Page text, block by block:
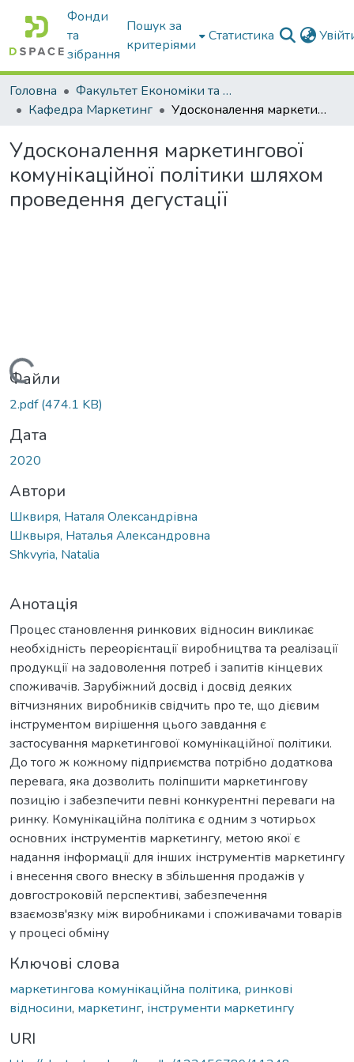
Фонди
та
зібрання
Пошук за
критеріями
Статистика
Головна
Факультет Економіки та бізнесу
Кафедра Маркетинг
Удосконалення маркетингової комунікаційної політики шляхом проведення дегустації
Удосконалення маркетингової
комунікаційної політики шляхом
проведення дегустації
Вантажиться...
Файли
2.pdf(474.1 KB)
Дата
2020
Автори
Шквиря, Наталя Олександрівна
Шквыря, Наталья Александровна
Shkvyria, Natalia
Анотація
Процес становлення ринкових відносин викликає
необхідність переорієнтації виробництва та реалізації
продукції на задоволення потреб і запитів кінцевих
споживачів. Зарубіжний досвід і досвід деяких
вітчизняних виробників свідчить про те, що дієвим
інструментом вирішення цього завдання є
застосування маркетингової комунікаційної політики.
До того ж кожному підприємства потрібно додаткова
перевага, яка дозволить поліпшити маркетингову
позицію і забезпечити певні конкурентні переваги на
ринку. Комунікаційна політика є одним з чотирьох
основних інструментів маркетингу, метою якої є
надання інформації для інших інструментів маркетингу
і внесення свого внеску в збільшення продажів у
довгостроковій перспективі, забезпечення
взаємозв'язку між виробниками і споживачами товарів
у процесі обміну
Ключові слова
маркетингова комунікаційна політика, ринкові
відносини, маркетинг, інструменти маркетингу
URI